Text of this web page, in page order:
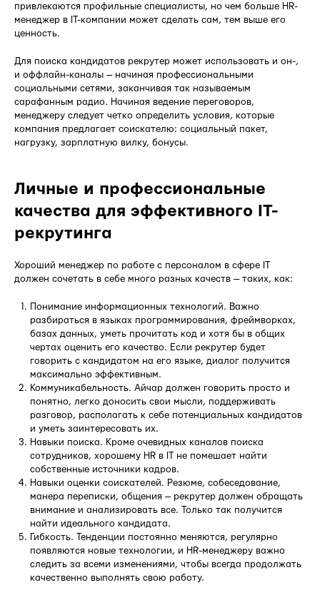
привлекаются профильные специалисты, но чем больше HR-
менеджер в IT-компании может сделать сам, тем выше его
ценность.
Для поиска кандидатов рекрутер может использовать и он-,
и оффлайн-каналы — начиная профессиональными
социальными сетями, заканчивая так называемым
сарафанным радио. Начиная ведение переговоров,
менеджеру следует четко определить условия, которые
компания предлагает соискателю: социальный пакет,
нагрузку, зарплатную вилку, бонусы.
Личные и профессиональные
качества для эффективного IT-
рекрутинга
Хороший менеджер по работе с персоналом в сфере IT
должен сочетать в себе много разных качеств — таких, как:
Понимание информационных технологий. Важно
разбираться в языках программирования, фреймворках,
базах данных, уметь прочитать код и хотя бы в общих
чертах оценить его качество. Если рекрутер будет
говорить с кандидатом на его языке, диалог получится
максимально эффективным.
Коммуникабельность. Айчар должен говорить просто и
понятно, легко доносить свои мысли, поддерживать
разговор, располагать к себе потенциальных кандидатов
и уметь заинтересовать их.
Навыки поиска. Кроме очевидных каналов поиска
сотрудников, хорошему HR в IT не помешает найти
собственные источники кадров.
Навыки оценки соискателей. Резюме, собеседование,
манера переписки, общения — рекрутер должен обращать
внимание и анализировать все. Только так получится
найти идеального кандидата.
Гибкость. Тенденции постоянно меняются, регулярно
появляются новые технологии, и HR-менеджеру важно
следить за всеми изменениями, чтобы всегда продолжать
качественно выполнять свою работу.